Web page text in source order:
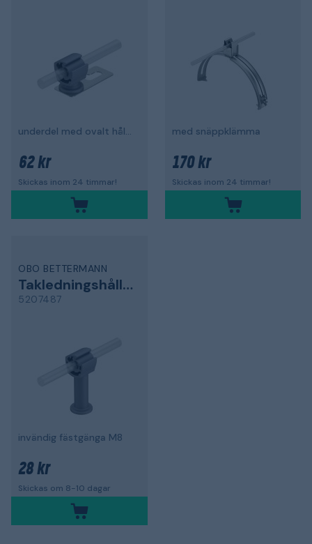
underdel med ovalt hål, Ø8.5 mm
62 kr
Skickas inom 24 timmar!
med snäppklämma
170 kr
Skickas inom 24 timmar!
OBO BETTERMANN
Takledningshållare
5207487
invändig fästgänga M8
28 kr
Skickas om 8-10 dagar